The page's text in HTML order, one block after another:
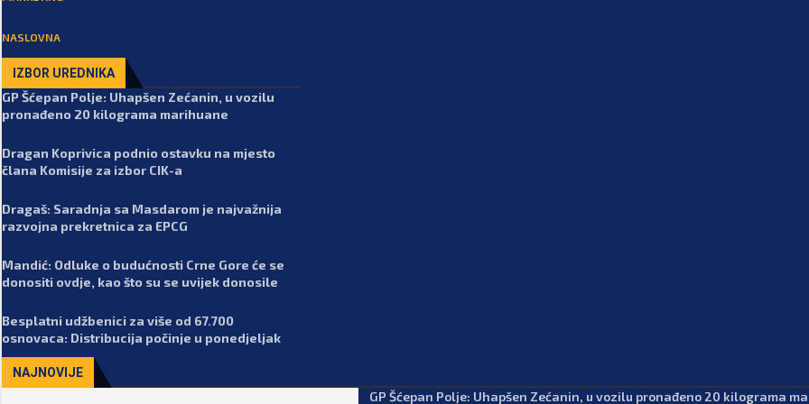
NASLOVNA
IZBOR UREDNIKA
GP Šćepan Polje: Uhapšen Zećanin, u vozilu
pronađeno 20 kilograma marihuane
Dragan Koprivica podnio ostavku na mjesto
člana Komisije za izbor CIK-a
Dragaš: Saradnja sa Masdarom je najvažnija
razvojna prekretnica za EPCG
Mandić: Odluke o budućnosti Crne Gore će se
donositi ovdje, kao što su se uvijek donosile
Besplatni udžbenici za više od 67.700
osnovaca: Distribucija počinje u ponedjeljak
NAJNOVIJE
GP Šćepan Polje: Uhapšen Zećanin, u vozilu pronađeno 20 kilograma